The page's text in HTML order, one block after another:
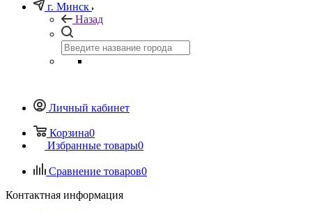
г. Минск
Назад
Личный кабинет
Корзина0
Избранные товары0
Сравнение товаров0
Контактная информация